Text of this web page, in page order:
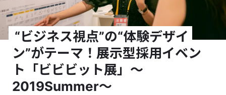
“ビジネス視点”の“体験デザイ
ン”がテーマ！展示型採用イベン
ト「ビビビット展」〜
2019Summer〜